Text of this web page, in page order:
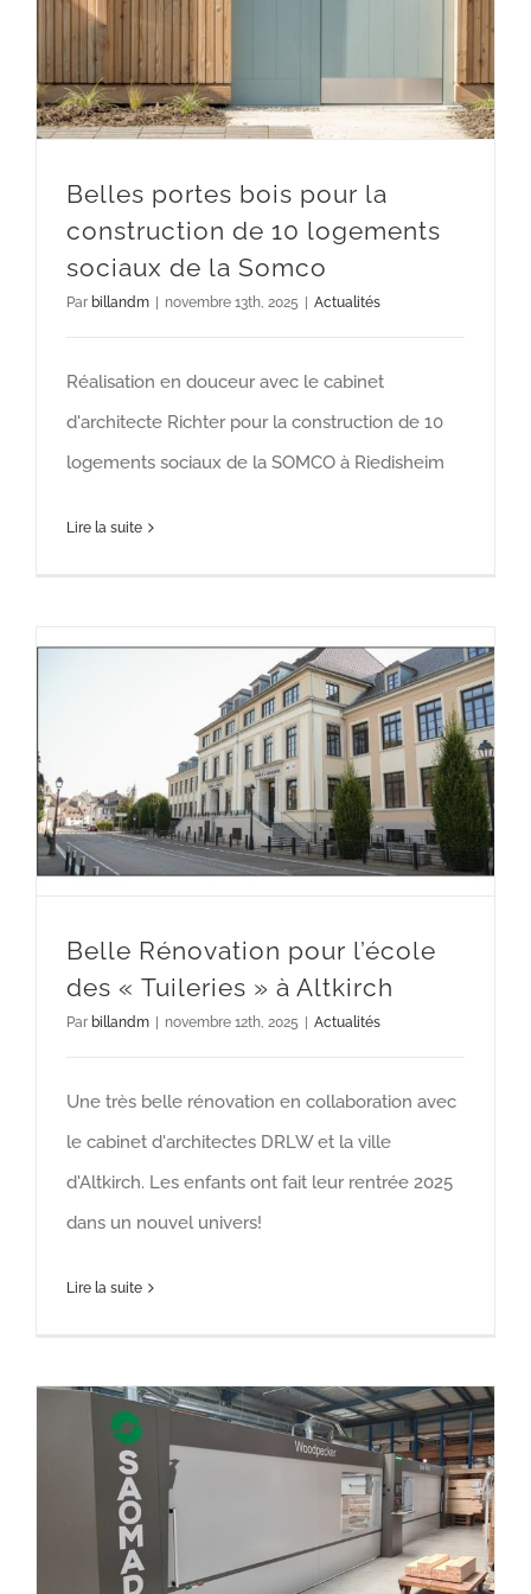
Belles portes bois pour la
construction de 10 logements
sociaux de la Somco
Par billandm novembre 13th, 2025 Actualités
Réalisation en douceur avec le cabinet
d'architecte Richter pour la construction de 10
logements sociaux de la SOMCO à Riedisheim
Lire la suite
Belle Rénovation pour l’école
des « Tuileries » à Altkirch
Par billandm novembre 12th, 2025 Actualités
Une très belle rénovation en collaboration avec
le cabinet d'architectes DRLW et la ville
d'Altkirch. Les enfants ont fait leur rentrée 2025
dans un nouvel univers!
Lire la suite